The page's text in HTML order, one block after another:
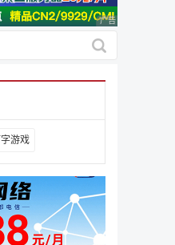
广告 商业广告，理
游戏